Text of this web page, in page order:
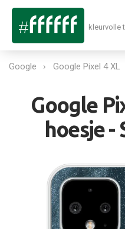
kleurvolle
Google Google Pixel 4 XL
Google
hoesje -